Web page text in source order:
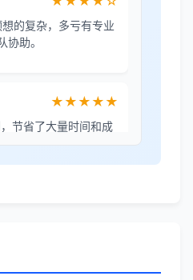
★★★★★
节省了大量时间和成
本。
★★★★★
晰，顾问非常耐心解